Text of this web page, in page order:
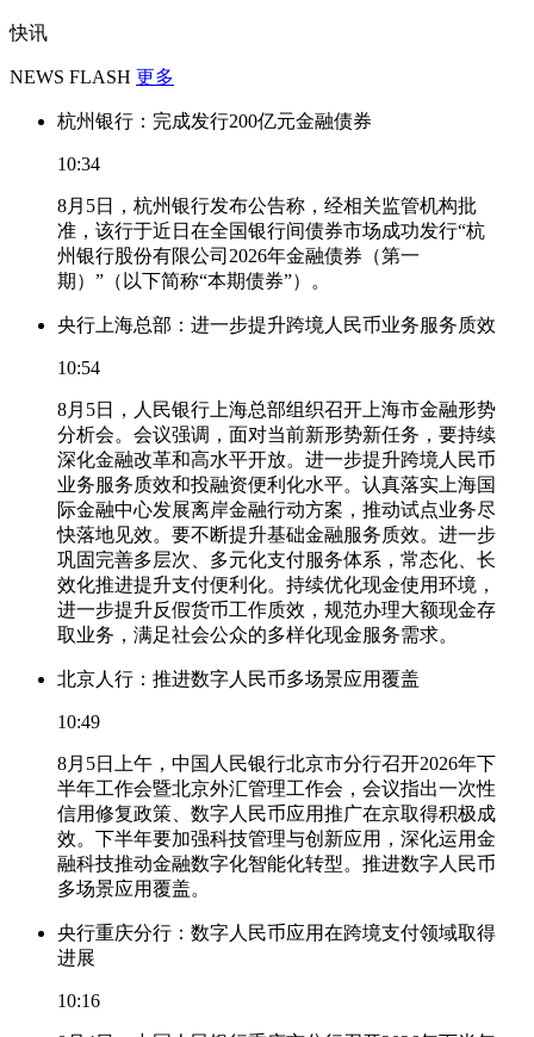
快讯
NEWS FLASH 更多
杭州银行：完成发行200亿元金融债券
10:34
8月5日，杭州银行发布公告称，经相关监管机构批
准，该行于近日在全国银行间债券市场成功发行“杭
州银行股份有限公司2026年金融债券（第一
期）”（以下简称“本期债券”）。
央行上海总部：进一步提升跨境人民币业务服务质效
10:54
8月5日，人民银行上海总部组织召开上海市金融形势
分析会。会议强调，面对当前新形势新任务，要持续
深化金融改革和高水平开放。进一步提升跨境人民币
业务服务质效和投融资便利化水平。认真落实上海国
际金融中心发展离岸金融行动方案，推动试点业务尽
快落地见效。要不断提升基础金融服务质效。进一步
巩固完善多层次、多元化支付服务体系，常态化、长
效化推进提升支付便利化。持续优化现金使用环境，
进一步提升反假货币工作质效，规范办理大额现金存
取业务，满足社会公众的多样化现金服务需求。
北京人行：推进数字人民币多场景应用覆盖
10:49
8月5日上午，中国人民银行北京市分行召开2026年下
半年工作会暨北京外汇管理工作会，会议指出一次性
信用修复政策、数字人民币应用推广在京取得积极成
效。下半年要加强科技管理与创新应用，深化运用金
融科技推动金融数字化智能化转型。推进数字人民币
多场景应用覆盖。
央行重庆分行：数字人民币应用在跨境支付领域取得
进展
10:16